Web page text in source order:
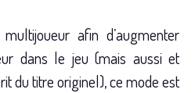
afin d’augmenter
dans le jeu (mais aussi et
du titre originel), ce mode est